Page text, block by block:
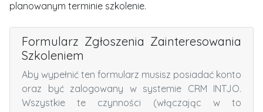
planowanym terminie szkolenie.
Formularz Zgłoszenia Zainteresowania
Szkoleniem
Aby wypełnić ten formularz musisz posiadać konto
oraz być zalogowany w systemie CRM INTJO.
Wszystkie te czynności (włączając w to